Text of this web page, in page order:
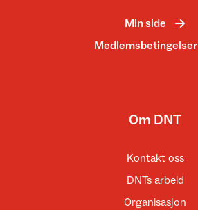
Min side
Medlemsbetingelser
Om DNT
Kontakt oss
DNTs arbeid
Organisasjon